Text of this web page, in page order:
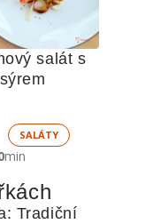
salát s
SALÁTY
min
Tradiční